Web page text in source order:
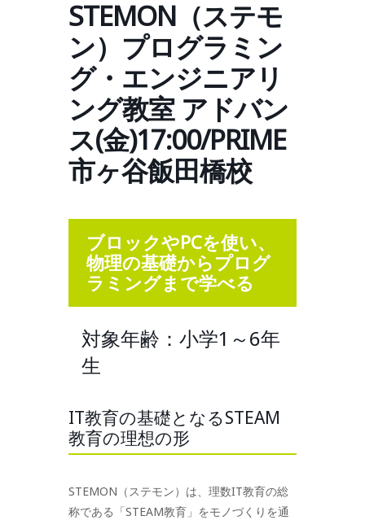
STEMON（ステモ
ン）プログラミン
グ・エンジニアリ
ング教室 アドバン
ス(金)17:00/PRIME
市ヶ谷飯田橋校
ブロックやPCを使い、
物理の基礎からプログ
ラミングまで学べる
対象年齢：小学1～6年
生
IT教育の基礎となるSTEAM
教育の理想の形
STEMON（ステモン）は、理数IT教育の総
称である「STEAM教育」をモノづくりを通